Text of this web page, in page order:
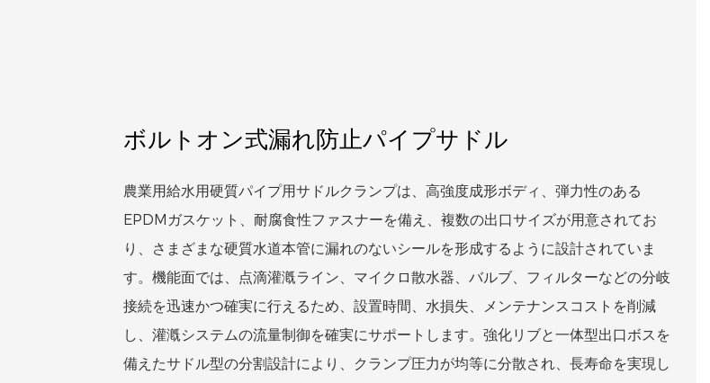
ボルトオン式漏れ防止パイプサドル
農業用給水用硬質パイプ用サドルクランプは、高強度成形ボディ、弾力性のある
EPDMガスケット、耐腐食性ファスナーを備え、複数の出口サイズが用意されてお
り、さまざまな硬質水道本管に漏れのないシールを形成するように設計されていま
す。機能面では、点滴灌漑ライン、マイクロ散水器、バルブ、フィルターなどの分岐
接続を迅速かつ確実に行えるため、設置時間、水損失、メンテナンスコストを削減
し、灌漑システムの流量制御を確実にサポートします。強化リブと一体型出口ボスを
備えたサドル型の分割設計により、クランプ圧力が均等に分散され、長寿命を実現し